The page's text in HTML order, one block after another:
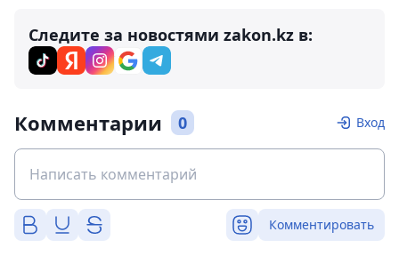
Следите за новостями zakon.kz в:
Комментарии 0 Вход
Комментировать